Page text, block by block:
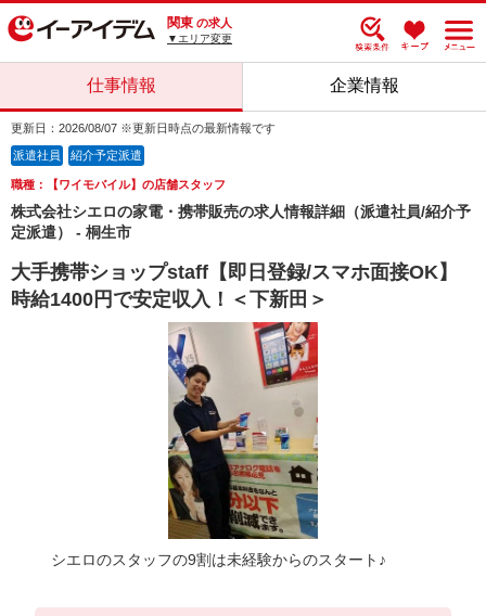
関東 の求人
▼エリア変更
仕事情報 企業情報
更新日：2026/08/07 ※更新日時点の最新情報です
派遣社員 紹介予定派遣
職種：【ワイモバイル】の店舗スタッフ
株式会社シエロの家電・携帯販売の求人情報詳細（派遣社員/紹介予
定派遣） - 桐生市
大手携帯ショップstaff【即日登録/スマホ面接OK】
時給1400円で安定収入！＜下新田＞
シエロのスタッフの9割は未経験からのスタート♪